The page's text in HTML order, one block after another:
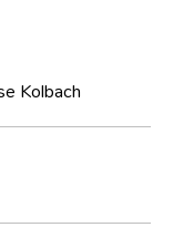
Kolbach